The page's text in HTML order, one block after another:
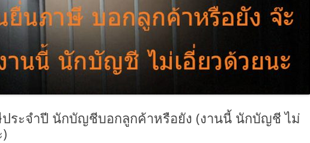
ระจำปี นักบัญชีบอกลูกค้าหรือยัง (งานนี้ นักบัญชี ไม่